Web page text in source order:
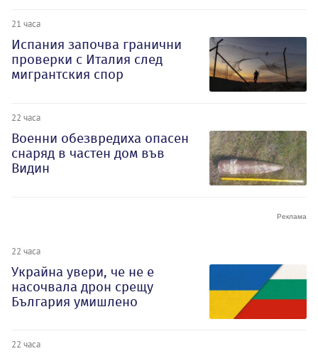
21 часа
Испания започва гранични
проверки с Италия след
мигрантския спор
22 часа
Военни обезвредиха опасен
снаряд в частен дом във
Видин
22 часа
Украйна увери, че не е
насочвала дрон срещу
България умишлено
22 часа